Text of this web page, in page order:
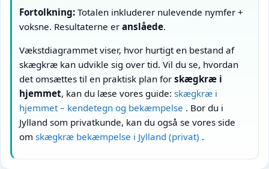
Fortolkning: Totalen inkluderer nulevende nymfer +
voksne. Resultaterne er anslåede.
Vækstdiagrammet viser, hvor hurtigt en bestand af
skægkræ kan udvikle sig over tid. Vil du se, hvordan
det omsættes til en praktisk plan for skægkræ i
hjemmet, kan du læse vores guide: skægkræ i
hjemmet – kendetegn og bekæmpelse . Bor du i
Jylland som privatkunde, kan du også se vores side
om skægkræ bekæmpelse i Jylland (privat) .